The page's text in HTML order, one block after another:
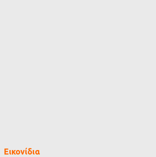
Εικονίδια